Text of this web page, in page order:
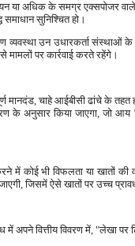
या अधिक के समग्र एक्सपोजर
सुनिश्चित हो।
उन उधारकर्ता संस्थाओं के
पर कार्रवाई करते रहेंगे।
मानदंड, चाहे आईबीसी ढांचे के तहत
अनुसार किया जाएगा, जो आय
में कोई भी विफलता या खातों
जाएगी, जिसमें ऐसे खातों पर उच्च
में अपने वित्तीय विवरण में, "लेखा